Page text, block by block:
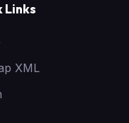
Links
XML